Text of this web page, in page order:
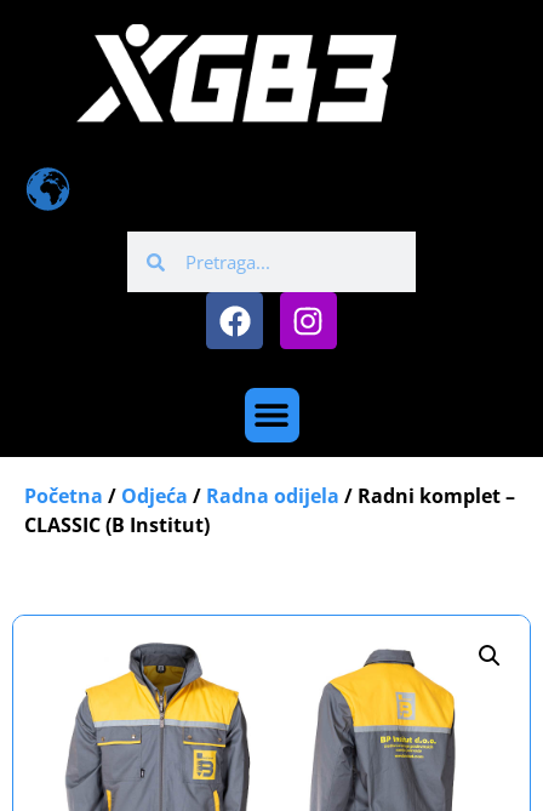
Početna / Odjeća / Radna odijela / Radni komplet –
CLASSIC (B Institut)